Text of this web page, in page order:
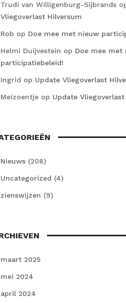
Trudi van Willigenburg-Sijbrands
Vliegoverlast Hilversum
Rob op Doe mee met nieuw
Helmi Duijvestein op Doe mee met
participatiebeleid!
Ingrid op Update Vliegoverlast
Meizoentje op Update
Nieuws (208)
Uncategorized (4)
zienswijzen (9)
maart 2025
mei 2024
april 2024